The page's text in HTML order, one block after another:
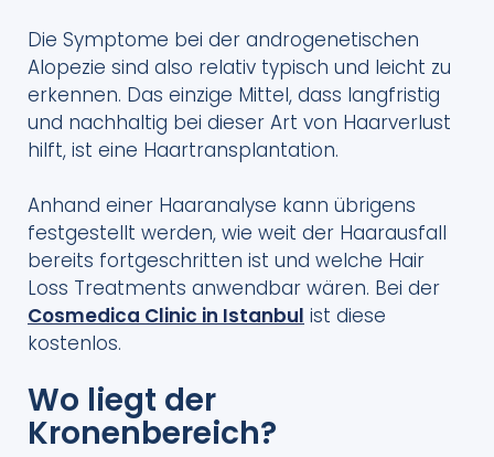
Die Symptome bei der androgenetischen
Alopezie sind also relativ typisch und leicht zu
erkennen. Das einzige Mittel, dass langfristig
und nachhaltig bei dieser Art von Haarverlust
hilft, ist eine Haartransplantation.
Anhand einer Haaranalyse kann übrigens
festgestellt werden, wie weit der Haarausfall
bereits fortgeschritten ist und welche Hair
Loss Treatments anwendbar wären. Bei der
Cosmedica Clinic in Istanbul ist diese
kostenlos.
Wo liegt der
Kronenbereich?